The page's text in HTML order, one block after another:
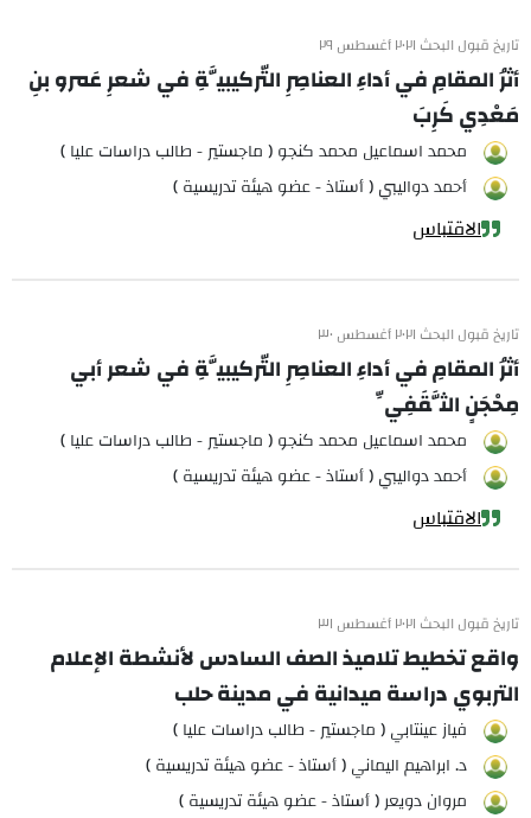
تاريخ قبول البحث ٢٠٢١ أغسطس ٢٩
أثرُ المقامِ في أداءِ العناصِرِ التّركيبيَّةِ في شعرِ عَمرو بنِ
مَعْدِي كَرِبَ
محمد اسماعيل محمد كنجو ( ماجستير - طالب دراسات عليا )
أحمد دواليبي ( أستاذ - عضو هيئة تدريسية )
الاقتباس
تاريخ قبول البحث ٢٠٢١ أغسطس ٣٠
أثرُ المقامِ في أداءِ العناصِرِ التّركيبيَّةِ في شعر أبي
مِحْجَنٍ الثَّقَفِيِّ
محمد اسماعيل محمد كنجو ( ماجستير - طالب دراسات عليا )
أحمد دواليبي ( أستاذ - عضو هيئة تدريسية )
الاقتباس
تاريخ قبول البحث ٢٠٢١ أغسطس ٣١
واقع تخطيط تلاميذ الصف السادس لأنشطة الإعلام
التربوي دراسة ميدانية في مدينة حلب
فياز عينتابي ( ماجستير - طالب دراسات عليا )
د. ابراهيم اليماني ( أستاذ - عضو هيئة تدريسية )
مروان دويعر ( أستاذ - عضو هيئة تدريسية )